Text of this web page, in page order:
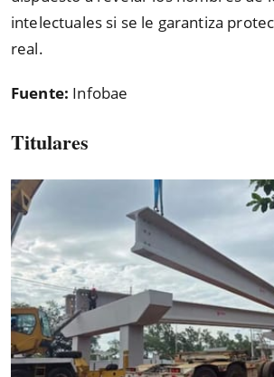
intelectuales si se le garantiza
real.
Fuente: Infobae
Titulares